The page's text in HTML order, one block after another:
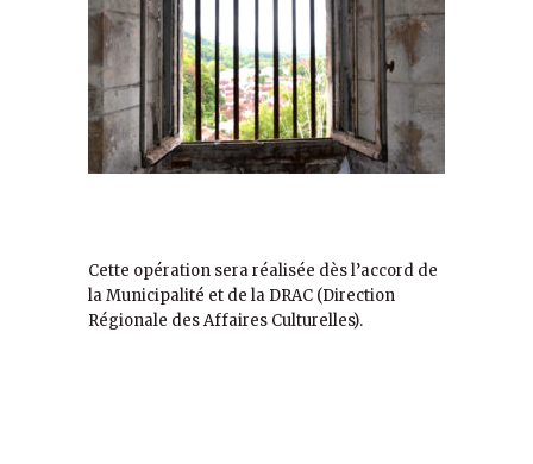
Cette opération sera réalisée dès l’accord de
la Municipalité et de la DRAC (Direction
Régionale des Affaires Culturelles).